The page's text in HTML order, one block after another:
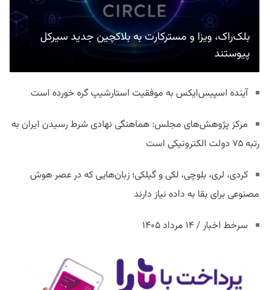
بلک‌راک، ویزا و مسترکارت به بلاکچین جدید سیرکل
پیوستند
آینده اسپیس‌ایکس به موفقیت استارشیپ گره خورده است
مرکز پژوهش‌های مجلس: هماهنگی نهادی شرط رسیدن ایران به
رتبه ۷۵ دولت الکترونیکی است
کردی، لری، بلوچی، لکی و گیلکی؛ زبان‌هایی که در عصر هوش
مصنوعی برای بقا به داده نیاز دارند
سرخط اخبار / ۱۴ مرداد ۱۴۰۵